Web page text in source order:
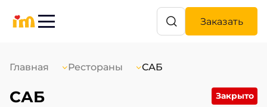
Заказать
Главная Рестораны САБ
САБ Закрыто